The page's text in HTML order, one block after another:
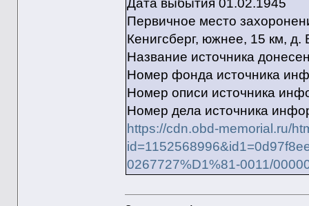
Дата выбытия 01.02.1945
Первичное место
Кенигсберг, южнее, 15 км, д.
Название источника
Номер фонда источника
Номер описи источника
Номер дела источника
https://cdn.obd-memorial.ru/
0267727%D1%81-0011/